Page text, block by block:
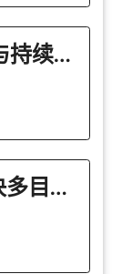
Linux环境下的持续集成与持续部署
NSGA2遗传算法怎样解决多目标优化